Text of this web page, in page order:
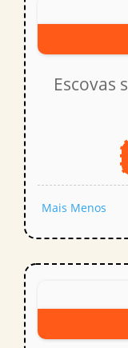
Escovas
Mais Menos